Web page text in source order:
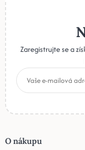
Zaregistrujte se a
O nákupu